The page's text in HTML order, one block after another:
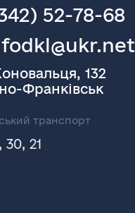
52-78-68
132
Франківськ
транспорт
30, 21